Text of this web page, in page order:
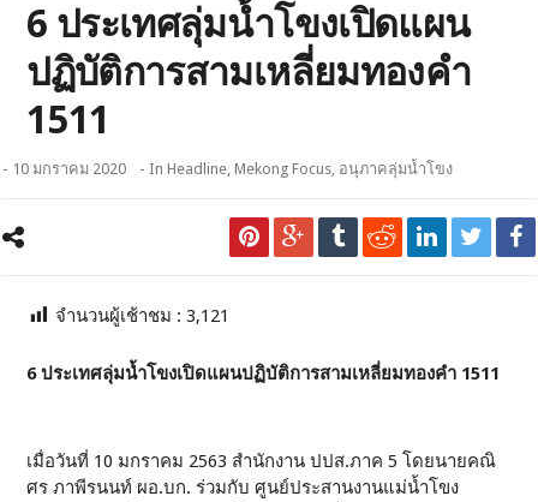
6 ประเทศลุ่มน้ำโขงเปิดแผน
ปฏิบัติการสามเหลี่ยมทองคำ
1511
- 10 มกราคม 2020 - InHeadline,Mekong Focus, อนุภาคลุ่มน้ำโขง
จำนวนผู้เช้าชม :3,121
6 ประเทศลุ่มน้ำโขงเปิดแผนปฏิบัติการสามเหลี่ยมทองคำ 1511
เมื่อวันที่ 10 มกราคม 2563 สำนักงาน ปปส.ภาค 5 โดยนายคณิ
ศร ภาพีรนนท์ ผอ.บก. ร่วมกับ ศูนย์ประสานงานแม่น้ำโขง